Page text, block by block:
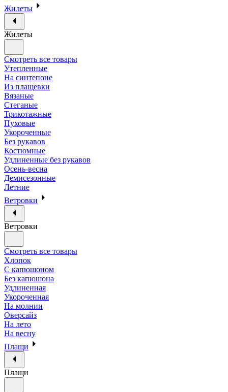
Жилеты
Жилеты
Смотреть все товары
Утепленные
На синтепоне
Из плащевки
Вязаные
Стеганые
Трикотажные
Пуховые
Укороченные
Без рукавов
Костюмные
Удлиненные без рукавов
Осень-весна
Демисезонные
Летние
Ветровки
Ветровки
Смотреть все товары
Хлопок
С капюшоном
Без капюшона
Удлиненная
Укороченная
На молнии
Оверсайз
На лето
На весну
Плащи
Плащи